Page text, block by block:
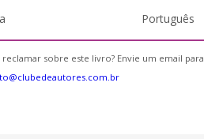
Português
reclamar sobre este livro? Envie um email para